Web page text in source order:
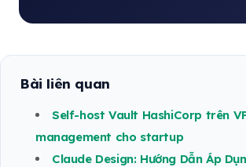
Bài liên quan
Self-host Vault HashiCorp trên
management cho startup
Claude Design: Hướng Dẫn Áp